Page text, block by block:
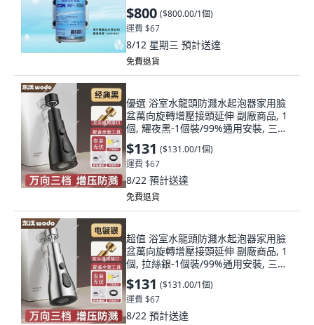
$800 ($800.00/1個)
運費 $67
8/12 星期三 預計送達
免費退貨
優選 浴室水龍頭防濺水起泡器家用臉
盆萬向旋轉增壓接頭延伸 副廠商品, 1
個, 耀夜黑-1個裝/99%通用安裝, 三模
出水+增壓防濺
$131 ($131.00/1個)
運費 $67
8/22 預計送達
免費退貨
超值 浴室水龍頭防濺水起泡器家用臉
盆萬向旋轉增壓接頭延伸 副廠商品, 1
個, 拉絲銀-1個裝/99%通用安裝, 三模
出水+增壓防濺
$131 ($131.00/1個)
運費 $67
8/22 預計送達